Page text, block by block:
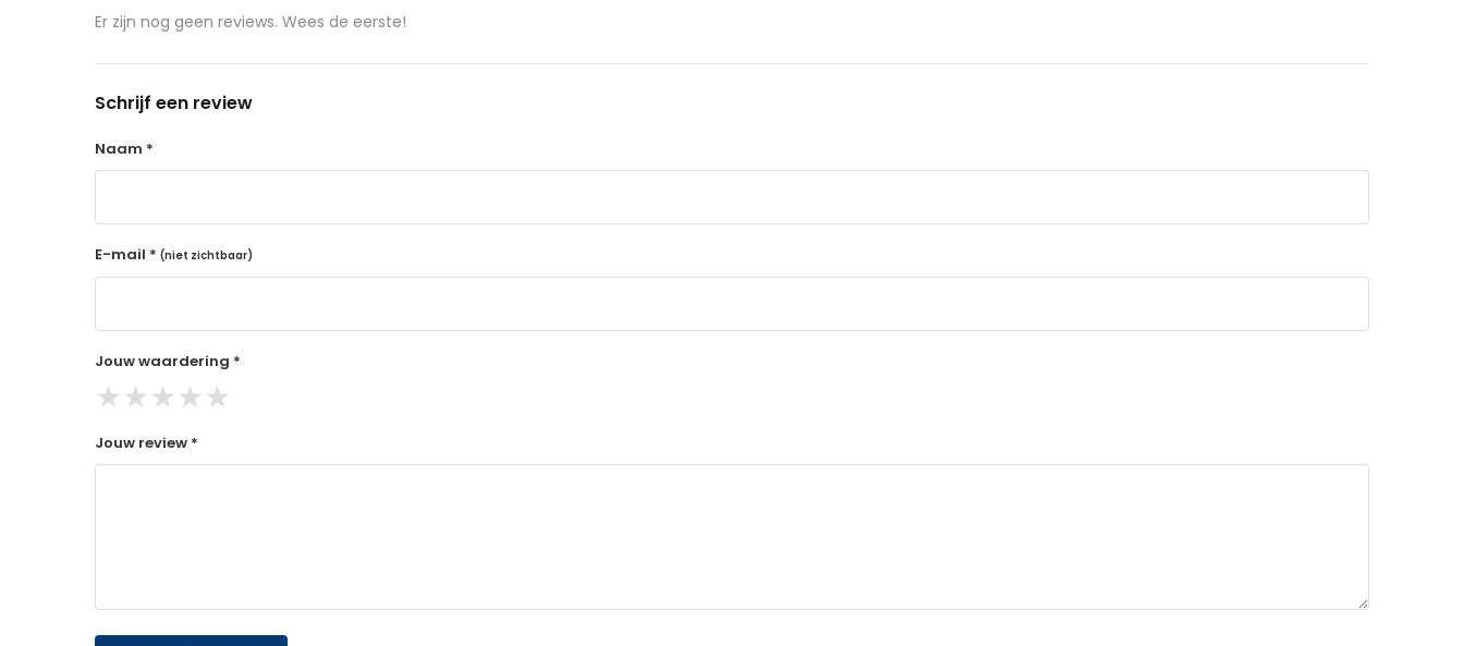
aangeschafte product terug naar de koper.
14 dagen retourtermijn
Binnen 14 dagen een terugbetaling na ontvangst van retour
De terugbetaling wordt gedaan via de betaalmethode waarmee de bestelling is gedaan
Er zijn nog geen reviews. Wees de eerste!
Schrijf een review
Naam *
E-mail * (niet zichtbaar)
Jouw waardering *
★★★★★
Jouw review *